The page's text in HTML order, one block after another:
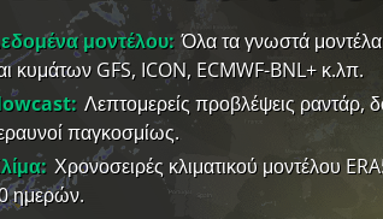
μοντέλου: Όλα τα γνωστά
κυμάτων GFS, ICON, ECMWF-BNL+ κ.λπ.
Λεπτομερείς προβλέψεις ραντάρ,
παγκοσμίως.
Χρονοσειρές κλιματικού μοντέλου
ημερών.